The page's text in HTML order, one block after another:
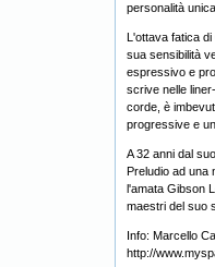
personalità
L'ottava fatica
sua sensibilità
espressivo e
scrive nelle
corde, è
progressive e
A 32 anni dal
Preludio ad
l'amata Gibson
maestri del suo
Info: Marcello
http://